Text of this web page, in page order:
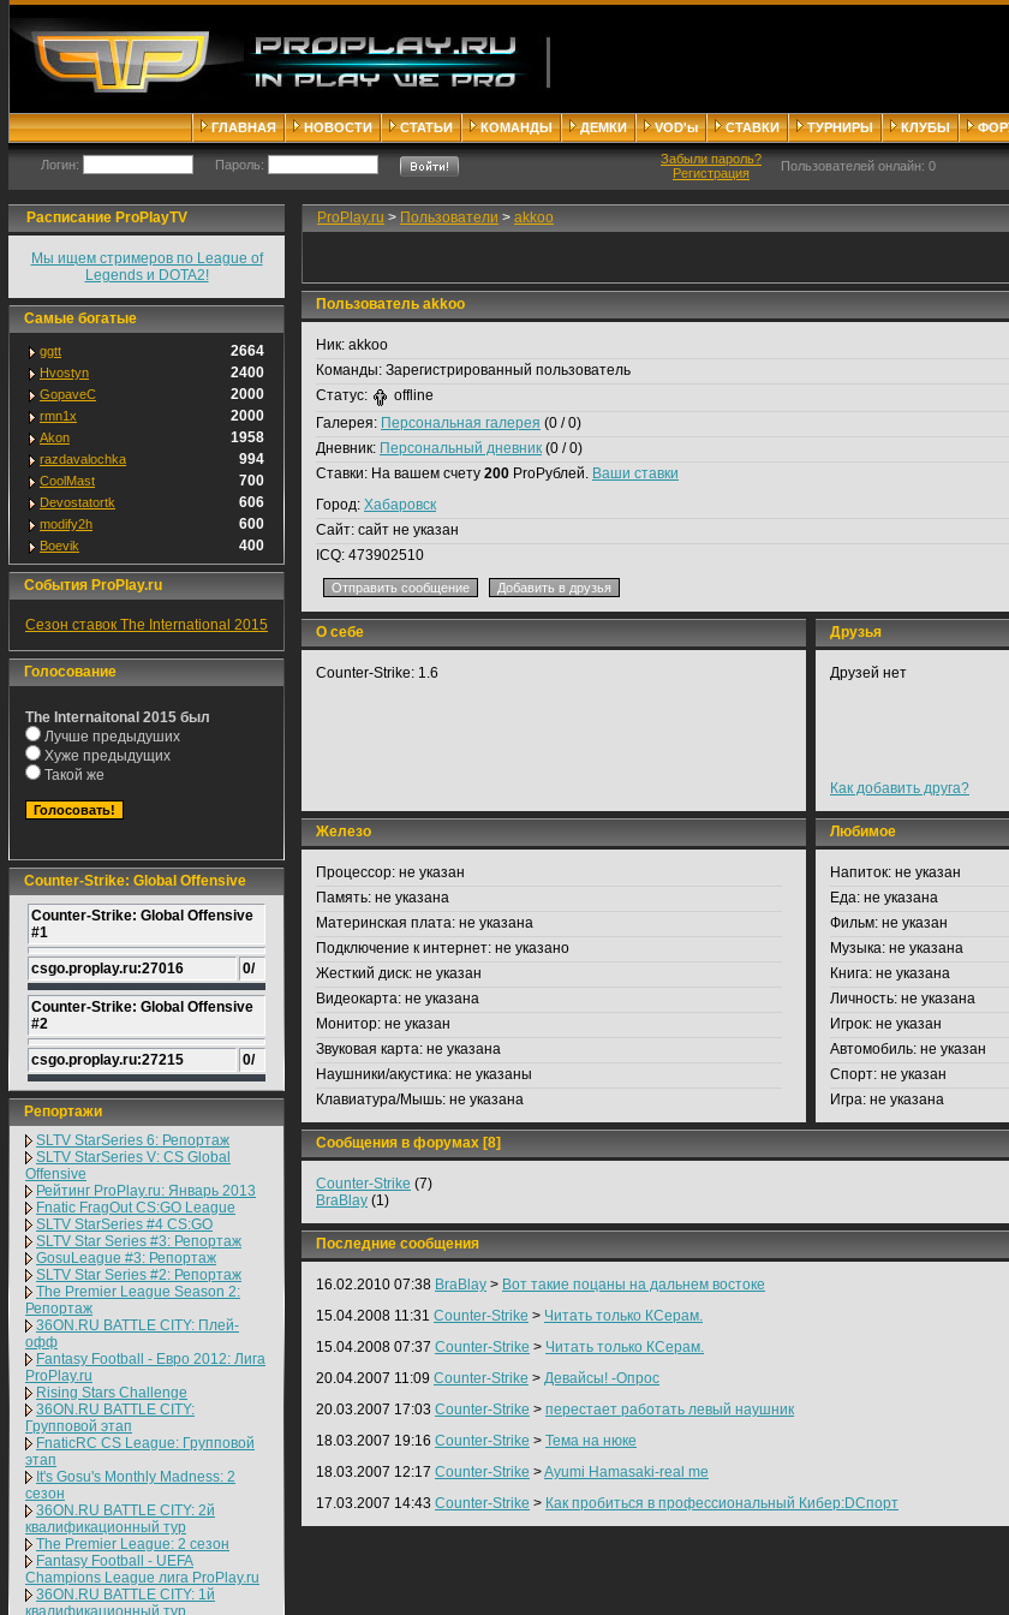
ГЛАВНАЯ НОВОСТИ СТАТЬИ КОМАНДЫ ДЕМКИ VOD'ы СТАВКИ ТУРНИРЫ КЛУБЫ
Логин: Пароль:
Забыли пароль?
Регистрация
Пользователей онлайн: 0
Расписание ProPlayTV
Мы ищем стримеров по League of
Legends и DOTA2!
Самые богатые
ggtt 2664
Hvostyn 2400
GopaveC 2000
rmn1x 2000
Akon 1958
razdavalochka 994
CoolMast 700
Devostatortk 606
modify2h 600
Boevik 400
События ProPlay.ru
Сезон ставок The International 2015
Голосование
The Internaitonal 2015 был
Лучше предыдуших
Хуже предыдущих
Такой же
Counter-Strike: Global Offensive
Counter-Strike: Global Offensive
#1
csgo.proplay.ru:27016 0/
Counter-Strike: Global Offensive
#2
csgo.proplay.ru:27215 0/
Репортажи
SLTV StarSeries 6: Репортаж
SLTV StarSeries V: CS Global
Offensive
Рейтинг ProPlay.ru: Январь 2013
Fnatic FragOut CS:GO League
SLTV StarSeries #4 CS:GO
SLTV Star Series #3: Репортаж
GosuLeague #3: Репортаж
SLTV Star Series #2: Репортаж
The Premier League Season 2:
Репортаж
36ON.RU BATTLE CITY: Плей-
офф
Fantasy Football - Евро 2012: Лига
ProPlay.ru
Rising Stars Challenge
36ON.RU BATTLE CITY:
Групповой этап
FnaticRC CS League: Групповой
этап
It's Gosu's Monthly Madness: 2
сезон
36ON.RU BATTLE CITY: 2й
квалификационный тур
The Premier League: 2 cезон
Fantasy Football - UEFA
Champions League лига ProPlay.ru
36ON.RU BATTLE CITY: 1й
квалификационный тур
ProPlay.ru > Пользователи > akkoo
Пользователь akkoo
Ник: akkoo
Команды: Зарегистрированный пользователь
Статус:
offline
Галерея: Персональная галерея (0 / 0)
Дневник: Персональный дневник (0 / 0)
Ставки: На вашем счету 200 ProРублей. Ваши ставки
Город: Хабаровск
Сайт: сайт не указан
ICQ: 473902510
О себе
Counter-Strike: 1.6
Друзья
Друзей нет
Как добавить друга?
Железо
Процессор: не указан
Память: не указана
Материнская плата: не указана
Подключение к интернет: не указано
Жесткий диск: не указан
Видеокарта: не указана
Монитор: не указан
Звуковая карта: не указана
Наушники/акустика: не указаны
Клавиатура/Мышь: не указана
Любимое
Напиток: не указан
Еда: не указана
Фильм: не указан
Музыка: не указана
Книга: не указана
Личность: не указана
Игрок: не указан
Автомобиль: не указан
Спорт: не указан
Игра: не указана
Сообщения в форумах [8]
Counter-Strike (7)
BraBlay (1)
Последние сообщения
16.02.2010 07:38 BraBlay > Вот такие поцаны на дальнем востоке
15.04.2008 11:31 Counter-Strike > Читать только КСерам.
15.04.2008 07:37 Counter-Strike > Читать только КСерам.
20.04.2007 11:09 Counter-Strike > Девайсы! -Опрос
20.03.2007 17:03 Counter-Strike > перестает работать левый наушник
18.03.2007 19:16 Counter-Strike > Тема на нюке
18.03.2007 12:17 Counter-Strike >Ayumi Hamasaki-real me
17.03.2007 14:43 Counter-Strike > Как пробиться в профессиональный Кибер:DСпорт